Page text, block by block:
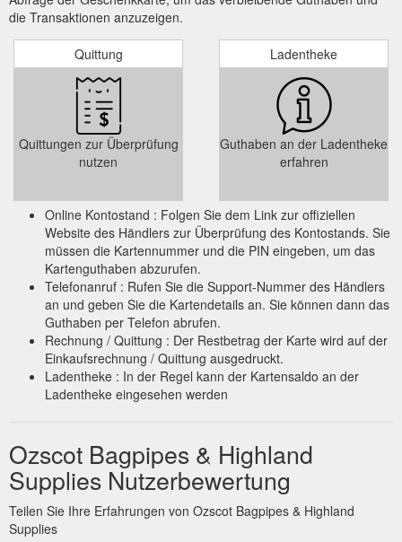
die Transaktionen anzuzeigen.
Quittung
Quittungen zur Überprüfung
nutzen
Ladentheke
Guthaben an der Ladentheke
erfahren
Online Kontostand : Folgen Sie dem Link zur offiziellen
Website des Händlers zur Überprüfung des Kontostands. Sie
müssen die Kartennummer und die PIN eingeben, um das
Kartenguthaben abzurufen.
Telefonanruf : Rufen Sie die Support-Nummer des Händlers
an und geben Sie die Kartendetails an. Sie können dann das
Guthaben per Telefon abrufen.
Rechnung / Quittung : Der Restbetrag der Karte wird auf der
Einkaufsrechnung / Quittung ausgedruckt.
Ladentheke : In der Regel kann der Kartensaldo an der
Ladentheke eingesehen werden
Ozscot Bagpipes & Highland
Supplies Nutzerbewertung
Teilen Sie Ihre Erfahrungen von Ozscot Bagpipes & Highland
Supplies